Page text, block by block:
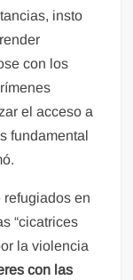
insto
con los
el acceso a
fundamental
refugiados en
“cicatrices
la violencia
con las